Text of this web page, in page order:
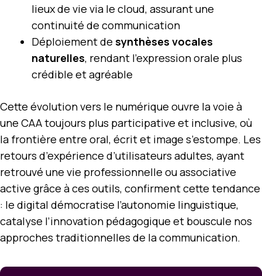
lieux de vie via le cloud, assurant une
continuité de communication
Déploiement de synthèses vocales
naturelles, rendant l’expression orale plus
crédible et agréable
Cette évolution vers le numérique ouvre la voie à
une CAA toujours plus participative et inclusive, où
la frontière entre oral, écrit et image s’estompe. Les
retours d’expérience d’utilisateurs adultes, ayant
retrouvé une vie professionnelle ou associative
active grâce à ces outils, confirment cette tendance
: le digital démocratise l’autonomie linguistique,
catalyse l’innovation pédagogique et bouscule nos
approches traditionnelles de la communication.